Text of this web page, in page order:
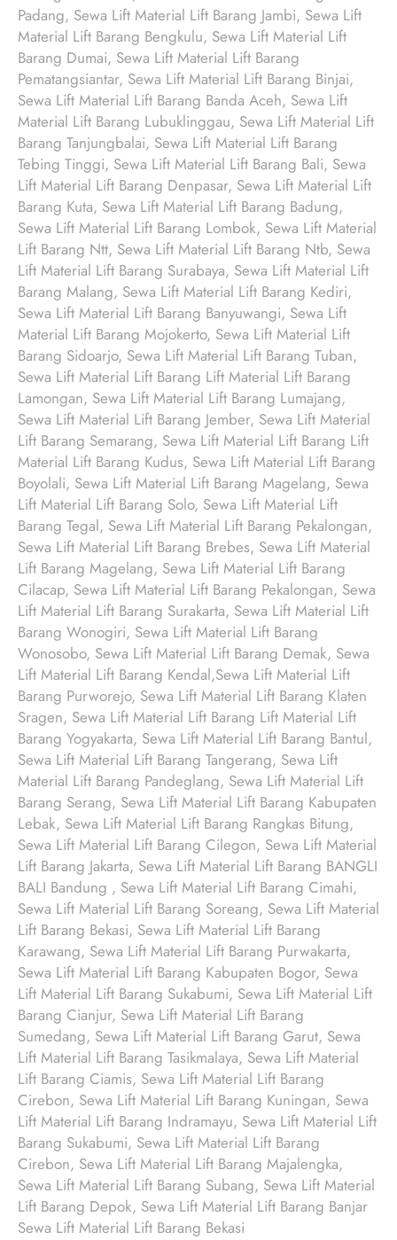
Padang, Sewa Lift Material Lift Barang Jambi, Sewa Lift
Material Lift Barang Bengkulu, Sewa Lift Material Lift
Barang Dumai, Sewa Lift Material Lift Barang
Pematangsiantar, Sewa Lift Material Lift Barang Binjai,
Sewa Lift Material Lift Barang Banda Aceh, Sewa Lift
Material Lift Barang Lubuklinggau, Sewa Lift Material Lift
Barang Tanjungbalai, Sewa Lift Material Lift Barang
Tebing Tinggi, Sewa Lift Material Lift Barang Bali, Sewa
Lift Material Lift Barang Denpasar, Sewa Lift Material Lift
Barang Kuta, Sewa Lift Material Lift Barang Badung,
Sewa Lift Material Lift Barang Lombok, Sewa Lift Material
Lift Barang Ntt, Sewa Lift Material Lift Barang Ntb, Sewa
Lift Material Lift Barang Surabaya, Sewa Lift Material Lift
Barang Malang, Sewa Lift Material Lift Barang Kediri,
Sewa Lift Material Lift Barang Banyuwangi, Sewa Lift
Material Lift Barang Mojokerto, Sewa Lift Material Lift
Barang Sidoarjo, Sewa Lift Material Lift Barang Tuban,
Sewa Lift Material Lift Barang Lift Material Lift Barang
Lamongan, Sewa Lift Material Lift Barang Lumajang,
Sewa Lift Material Lift Barang Jember, Sewa Lift Material
Lift Barang Semarang, Sewa Lift Material Lift Barang Lift
Material Lift Barang Kudus, Sewa Lift Material Lift Barang
Boyolali, Sewa Lift Material Lift Barang Magelang, Sewa
Lift Material Lift Barang Solo, Sewa Lift Material Lift
Barang Tegal, Sewa Lift Material Lift Barang Pekalongan,
Sewa Lift Material Lift Barang Brebes, Sewa Lift Material
Lift Barang Magelang, Sewa Lift Material Lift Barang
Cilacap, Sewa Lift Material Lift Barang Pekalongan, Sewa
Lift Material Lift Barang Surakarta, Sewa Lift Material Lift
Barang Wonogiri, Sewa Lift Material Lift Barang
Wonosobo, Sewa Lift Material Lift Barang Demak, Sewa
Lift Material Lift Barang Kendal,Sewa Lift Material Lift
Barang Purworejo, Sewa Lift Material Lift Barang Klaten
Sragen, Sewa Lift Material Lift Barang Lift Material Lift
Barang Yogyakarta, Sewa Lift Material Lift Barang Bantul,
Sewa Lift Material Lift Barang Tangerang, Sewa Lift
Material Lift Barang Pandeglang, Sewa Lift Material Lift
Barang Serang, Sewa Lift Material Lift Barang Kabupaten
Lebak, Sewa Lift Material Lift Barang Rangkas Bitung,
Sewa Lift Material Lift Barang Cilegon, Sewa Lift Material
Lift Barang Jakarta, Sewa Lift Material Lift Barang BANGLI
BALI Bandung , Sewa Lift Material Lift Barang Cimahi,
Sewa Lift Material Lift Barang Soreang, Sewa Lift Material
Lift Barang Bekasi, Sewa Lift Material Lift Barang
Karawang, Sewa Lift Material Lift Barang Purwakarta,
Sewa Lift Material Lift Barang Kabupaten Bogor, Sewa
Lift Material Lift Barang Sukabumi, Sewa Lift Material Lift
Barang Cianjur, Sewa Lift Material Lift Barang
Sumedang, Sewa Lift Material Lift Barang Garut, Sewa
Lift Material Lift Barang Tasikmalaya, Sewa Lift Material
Lift Barang Ciamis, Sewa Lift Material Lift Barang
Cirebon, Sewa Lift Material Lift Barang Kuningan, Sewa
Lift Material Lift Barang Indramayu, Sewa Lift Material Lift
Barang Sukabumi, Sewa Lift Material Lift Barang
Cirebon, Sewa Lift Material Lift Barang Majalengka,
Sewa Lift Material Lift Barang Subang, Sewa Lift Material
Lift Barang Depok, Sewa Lift Material Lift Barang Banjar
Sewa Lift Material Lift Barang Bekasi